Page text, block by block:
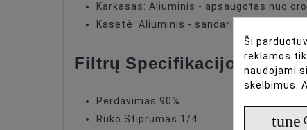
Karkasas: Aliuminis - apsaugotas nuo
Kasetė: Aliuminis - sandariai uždaryta
Filtrų Specifikacijos
Perdavimas 90%
Rūko Stiprumas 1/4
Ši
reklamos
naudojami
skelbimus.
tune